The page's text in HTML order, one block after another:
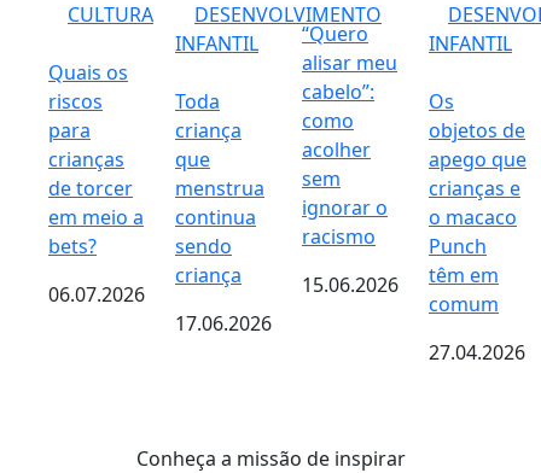
CULTURA
Quais os
riscos
para
crianças
de torcer
em meio a
bets?
06.07.2026
DESENVOLVIMENTO
INFANTIL
Toda
criança
que
menstrua
continua
sendo
criança
17.06.2026
“Quero
alisar meu
cabelo”:
como
acolher
sem
ignorar o
racismo
15.06.2026
INFANTIL
Os
objetos de
apego que
crianças e
o macaco
Punch
têm em
comum
27.04.2026
Conheça a missão de inspirar